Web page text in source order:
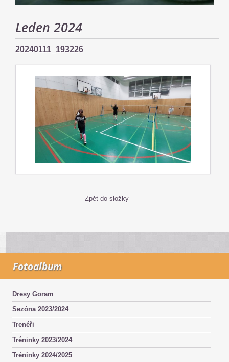
Leden 2024
20240111_193226
Zpět do složky
Fotoalbum
Dresy Goram
Sezóna 2023/2024
Trenéři
Tréninky 2023/2024
Tréninky 2024/2025